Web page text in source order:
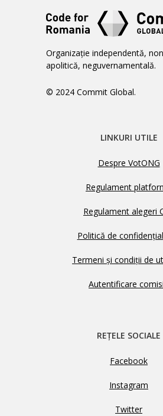
Organizație independentă,
apolitică, neguvernamentală.
© 2024 Commit Global.
LINKURI UTILE
Despre VotONG
Regulament
Regulament alegeri
Politică de
Termeni și condiții de
Autentificare
REȚELE SOCIALE
Facebook
Instagram
Twitter